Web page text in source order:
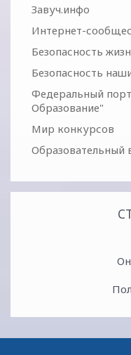
Завуч.инфо
Интернет-
Безопасность
Безопасность
Федеральный
Образование"
Мир конкурсов
Образовательный